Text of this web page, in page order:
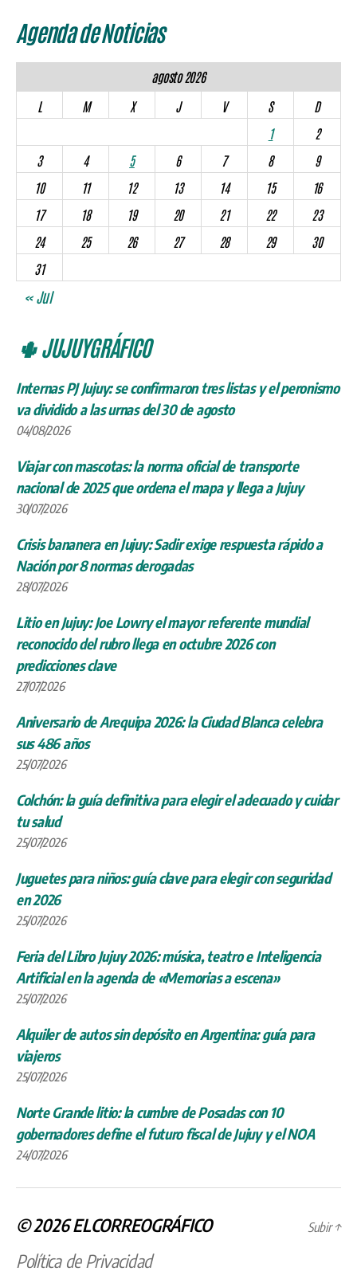
Agenda de Noticias
agosto 2026
L
M X J V S
D
1
2
3
4 5 6 7 8
9
10
11 12 13 14 15
16
17
18 19 20 21 22
23
24
25 26 27 28 29
30
31
« Jul
🌵 JUJUYGRÁFICO
Internas PJ Jujuy: se confirmaron tres listas y el peronismo
va dividido a las urnas del 30 de agosto
04/08/2026
Viajar con mascotas: la norma oficial de transporte
nacional de 2025 que ordena el mapa y llega a Jujuy
30/07/2026
Crisis bananera en Jujuy: Sadir exige respuesta rápido a
Nación por 8 normas derogadas
28/07/2026
Litio en Jujuy: Joe Lowry el mayor referente mundial
reconocido del rubro llega en octubre 2026 con
predicciones clave
27/07/2026
Aniversario de Arequipa 2026: la Ciudad Blanca celebra
sus 486 años
25/07/2026
Colchón: la guía definitiva para elegir el adecuado y cuidar
tu salud
25/07/2026
Juguetes para niños: guía clave para elegir con seguridad
en 2026
25/07/2026
Feria del Libro Jujuy 2026: música, teatro e Inteligencia
Artificial en la agenda de «Memorias a escena»
25/07/2026
Alquiler de autos sin depósito en Argentina: guía para
viajeros
25/07/2026
Norte Grande litio: la cumbre de Posadas con 10
gobernadores define el futuro fiscal de Jujuy y el NOA
24/07/2026
© 2026ELCORREOGRÁFICO
Política de Privacidad
Subir↑